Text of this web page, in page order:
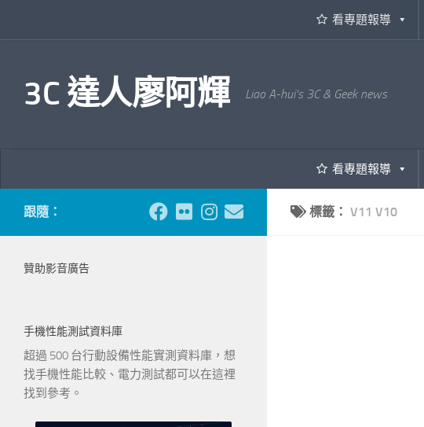
看專題報導
3C 達人廖阿輝 Liao A-hui's 3C & Geek news
看專題報導
標籤： V11 V10
跟隨：
贊助影音廣告
手機性能測試資料庫
超過 500 台行動設備性能實測資料庫，想
找手機性能比較、電力測試都可以在這裡
找到參考。